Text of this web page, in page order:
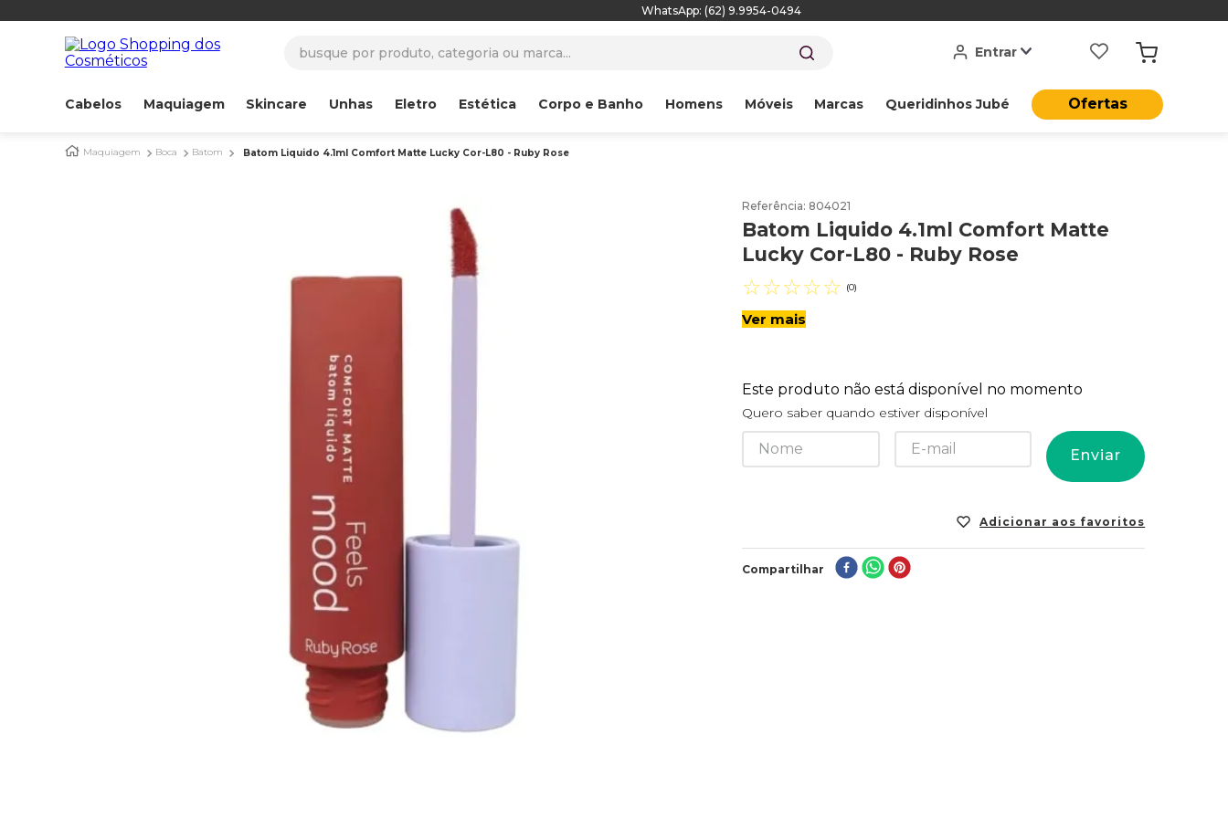
WhatsApp: (62) 9.9954-0494
Entrar
Cabelos Maquiagem Skincare Unhas Eletro Estética Corpo e Banho Homens Móveis Marcas Queridinhos Jubé Ofertas
Maquiagem Boca Batom Batom Liquido 4.1ml Comfort Matte Lucky Cor-L80 - Ruby Rose
Referência: 804021
Batom Liquido 4.1ml Comfort Matte
Lucky Cor-L80 - Ruby Rose
☆☆☆☆☆ (0)
Ver mais
Este produto não está disponível no momento
Quero saber quando estiver disponível
Enviar
Compartilhar